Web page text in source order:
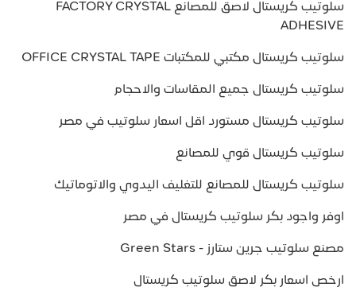
سلوتيب كريستال لاصق للمصانع FACTORY CRYSTAL
ADHESIVE
سلوتيب كريستال مكتبي للمكتبات OFFICE CRYSTAL TAPE
سلوتيب كريستال جميع المقاسات والاحجام
سلوتيب كريستال مستورد اقل اسعار سلوتيب في مصر
سلوتيب كريستال قوي للمصانع
سلوتيب كريستال للمصانع للتغليف اليدوي والاتوماتيك
اوفر واجود بكر سلوتيب كريستال في مصر
مصنع سلوتيب جرين ستارز - Green Stars
ارخص اسعار بكر لاصق سلوتيب كريستال